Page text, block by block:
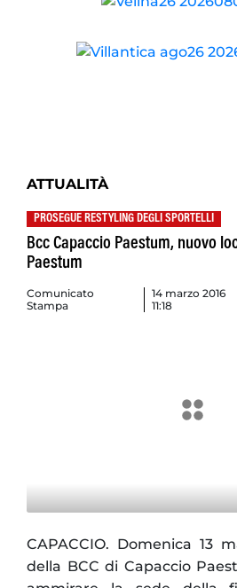
ATTUALITÀ
PROSEGUE RESTYLING DEGLI SPORTELLI
Bcc Capaccio Paestum, nuovo
Paestum
Comunicato
Stampa
14 marzo 2016
11:18
CAPACCIO. Domenica 13
della BCC di Capaccio